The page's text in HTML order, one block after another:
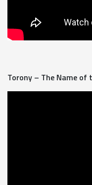
Torony – The Name of